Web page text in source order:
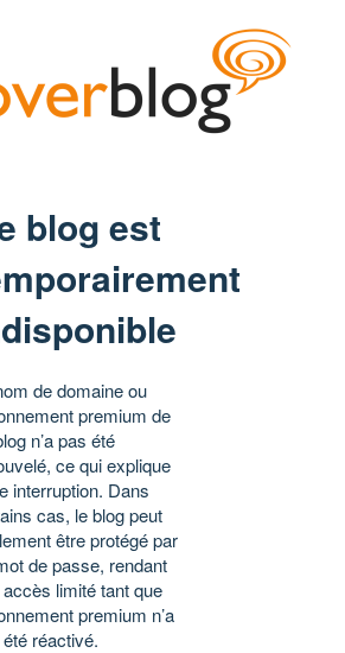
blog est
de domaine ou
premium de
n’a pas été
ce qui explique
interruption. Dans
cas, le blog peut
être protégé par
de passe, rendant
limité tant que
premium n’a
réactivé.